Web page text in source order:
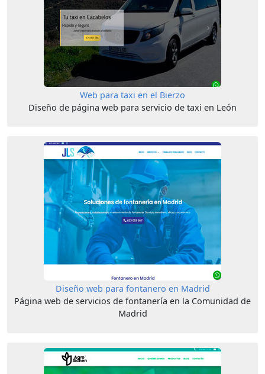
Web para taxi en el Bierzo
Diseño de página web para servicio de taxi en León
Diseño web para fontanero en Madrid
Página web de servicios de fontanería en la Comunidad de
Madrid